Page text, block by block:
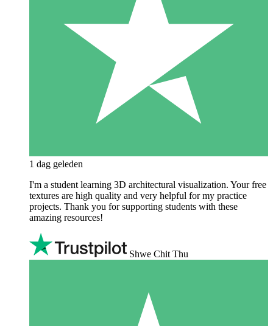
1 dag geleden
I'm a student learning 3D architectural visualization. Your free
textures are high quality and very helpful for my practice
projects. Thank you for supporting students with these
amazing resources!
Shwe Chit Thu